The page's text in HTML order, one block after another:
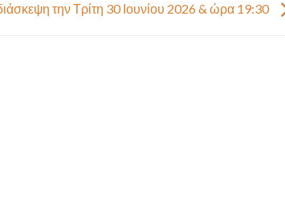
την Τρίτη 30 Ιουνίου 2026 & ώρα 19:30